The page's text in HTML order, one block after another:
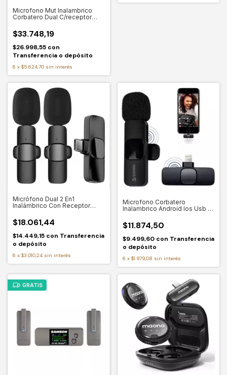
Microfono Mut Inalambrico
Corbatero Dual C/receptor
$33.748,19
$26.998,55 con
Transferencia o depósito
6 x $5.624,70 sin interés
Micrófono Dual 2 En1
Inalámbrico Con Receptor
$18.061,44
$14.449,15 con Transferencia
o depósito
6 x $3.010,24 sin interés
Microfono Corbatero
Inalambrico Android Ios Usb C
$11.874,50
$9.499,60 con Transferencia
o depósito
6 x $1.979,08 sin interés
GRATIS